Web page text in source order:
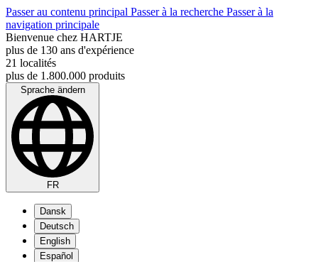
Passer au contenu principal Passer à la recherche Passer à la
navigation principale
Bienvenue chez HARTJE
plus de 130 ans d'expérience
21 localités
plus de 1.800.000 produits
Sprache ändern
FR
Dansk
Deutsch
English
Español